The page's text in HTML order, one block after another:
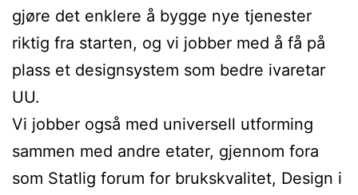
gjøre det enklere å bygge nye tjenester
riktig fra starten, og vi jobber med å få på
plass et designsystem som bedre ivaretar
UU.
Vi jobber også med universell utforming
sammen med andre etater, gjennom fora
som Statlig forum for brukskvalitet, Design i